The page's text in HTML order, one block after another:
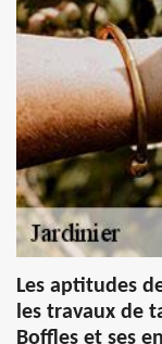
Les aptitudes
les travaux de
Boffles et ses